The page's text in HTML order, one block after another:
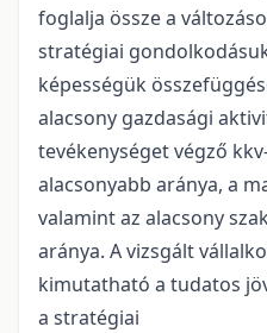
foglalja össze a
stratégiai
képességük
alacsony gazdasági
tevékenységet végző
alacsonyabb aránya, a
valamint az alacsony
aránya. A vizsgált
kimutatható a tudatos
a stratégiai